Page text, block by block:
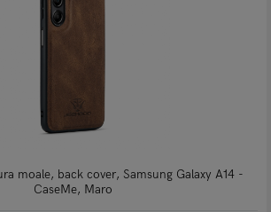
moale, back cover, Samsung Galaxy A14 -
CaseMe, Maro